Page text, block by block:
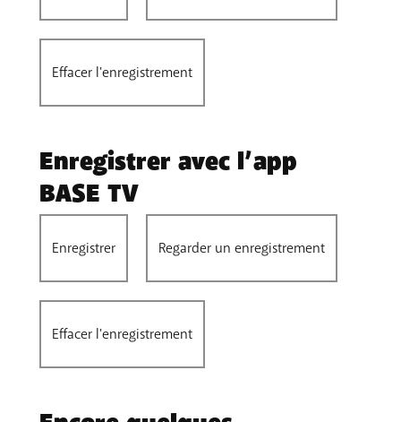
Effacer l'enregistrement
Enregistrer avec l’app
BASE TV
Enregistrer Regarder un enregistrement
Effacer l'enregistrement